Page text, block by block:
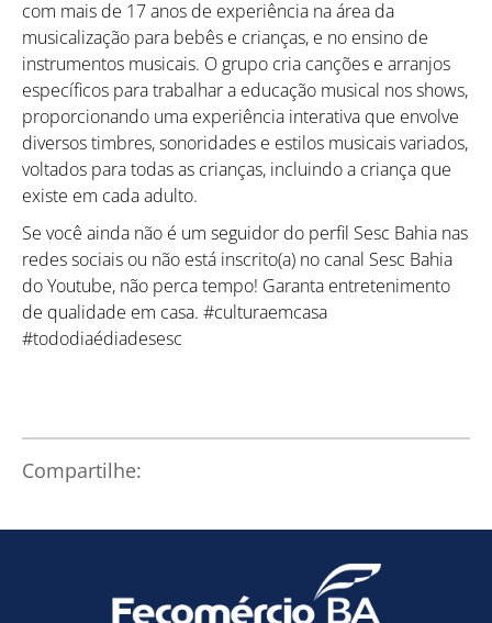
Como utilizar
com mais de 17 anos de experiência na área da
musicalização para bebês e crianças, e no ensino de
instrumentos musicais. O grupo cria canções e arranjos
específicos para trabalhar a educação musical nos shows,
proporcionando uma experiência interativa que envolve
diversos timbres, sonoridades e estilos musicais variados,
voltados para todas as crianças, incluindo a criança que
existe em cada adulto.
Se você ainda não é um seguidor do perfil Sesc Bahia nas
redes sociais ou não está inscrito(a) no canal Sesc Bahia
do Youtube, não perca tempo! Garanta entretenimento
de qualidade em casa. #culturaemcasa
#tododiaédiadesesc
Compartilhe: